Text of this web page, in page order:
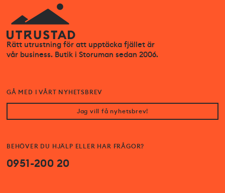
Rätt utrustning för att upptäcka fjället är
vår business. Butik i Storuman sedan 2006.
BEHÖVER DU HJÄLP ELLER HAR FRÅGOR?
0951-200 20
GÅ MED I VÅRT NYHETSBREV
Jag vill få nyhetsbrev!